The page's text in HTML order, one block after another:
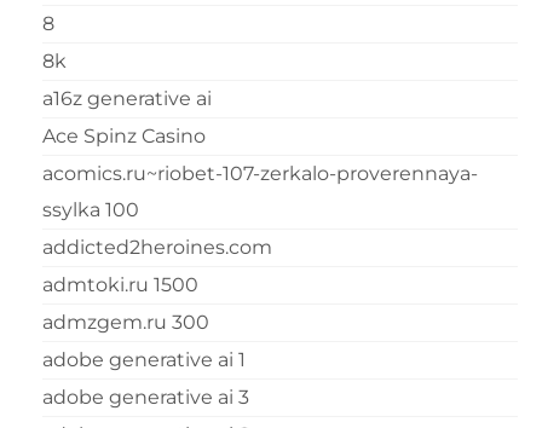
8
8k
a16z generative ai
Ace Spinz Casino
acomics.ru~riobet-107-zerkalo-proverennaya-
ssylka 100
addicted2heroines.com
admtoki.ru 1500
admzgem.ru 300
adobe generative ai 1
adobe generative ai 3